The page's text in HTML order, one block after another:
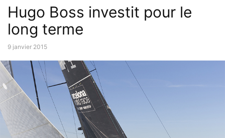
Hugo Boss investit pour le
long terme
9 janvier 2015